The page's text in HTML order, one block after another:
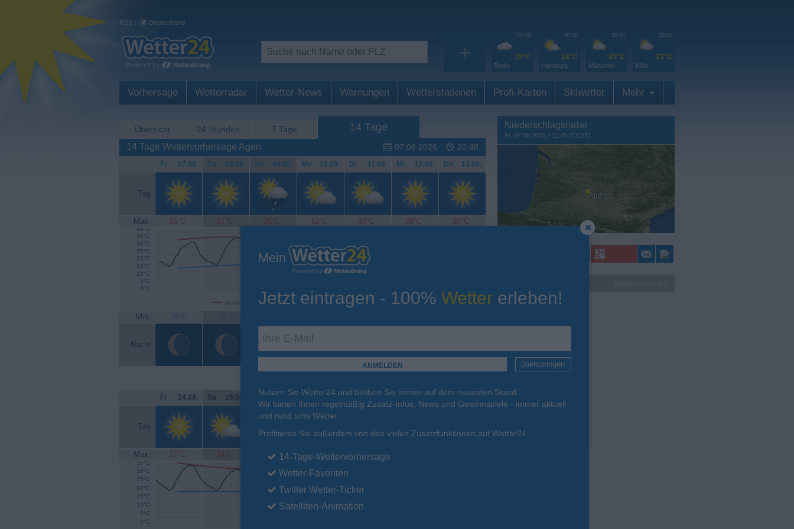
RSS | Deutschland
+
20:00
19°C
Berlin
20:00
18°C
Hamburg
20:00
25°C
München
20:00
23°C
Köln
Vorhersage Wetterradar Wetter-News Warnungen Wetterstationen Profi-Karten Skiwetter Mehr
Übersicht 24 Stunden 7 Tage 14 Tage
07.08.2026 20:48
14 Tage Wettervorhersage Agen
Fr. 07.08. Sa. 08.08. So. 09.08. Mo. 10.08. Di. 11.08. Mi. 12.08. Do. 13.08.
Tag
Max. 35°C 37°C 35°C 32°C 36°C 38°C 38°C
Höchsttemperatur Tiefsttemperatur Aktuelle Temperatur
0°C
5°C
10°C
15°C
20°C
25°C
30°C
35°C
40°C
Min. 16°C 18°C
Nacht
Fr. 14.08. Sa. 15.08. So. 16.08. Mo. 17.08. Di. 18.08. Mi. 19.08. Do. 20.08.
Tag
Max. 37°C 34°C 33°C 32°C 33°C
0°C
5°C
10°C
15°C
20°C
25°C
30°C
35°C
Niederschlagsradar
Fr. 07.08.2026 - 11:45 (CEST)
Agen
Mein
Jetzt eintragen - 100% Wetter erleben!
überspringen
Nutzen Sie Wetter24 und bleiben Sie immer auf dem neuesten Stand.
Wir bieten Ihnen regelmäßig Zusatz-Infos, News und Gewinnspiele - immer aktuell
und rund ums Wetter.
Profitieren Sie außerdem von den vielen Zusatzfunktionen auf Wetter24:
14-Tage-Wettervorhersage
Wetter-Favoriten
Twitter Wetter-Ticker
Satelliten-Animation